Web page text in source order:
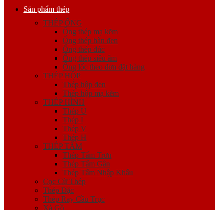
Sản phẩm thép
THÉP ỐNG
Ống thép mạ kẽm
Ống thép hàn đen
Ống thép đúc
Ống thép siêu âm
Ống lốc theo đơn đặt hàng
THÉP HỘP
Thép hộp đen
Thép hộp mạ kẽm
THÉP HÌNH
Thép U
Thép I
Thép V
Thép H
THÉP TẤM
Thép Tấm Trơn
Thép Tấm Gân
Thép Tấm Nhập Khẩu
Cọc Cừ Thép
Thép Đặc
Thép Ray Cầu Trục
Xà Gồ